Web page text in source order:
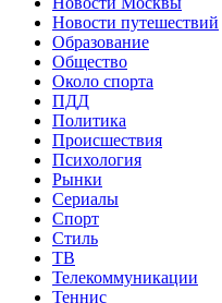
Новости путешествий
Образование
Общество
Около спорта
ПДД
Политика
Происшествия
Психология
Рынки
Сериалы
Спорт
Стиль
ТВ
Телекоммуникации
Теннис